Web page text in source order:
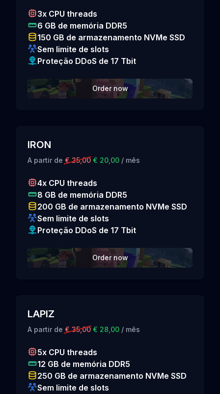
3x CPU threads
6 GB de memória DDR5
150 GB de armazenamento NVMe SSD
Sem limite de slots
Proteção DDoS de 17 Tbit
Order now
IRON
A partir de € 25,00 € 20,00 / mês
4x CPU threads
8 GB de memória DDR5
200 GB de armazenamento NVMe SSD
Sem limite de slots
Proteção DDoS de 17 Tbit
Order now
LAPIZ
A partir de € 35,00 € 28,00 / mês
5x CPU threads
12 GB de memória DDR5
250 GB de armazenamento NVMe SSD
Sem limite de slots